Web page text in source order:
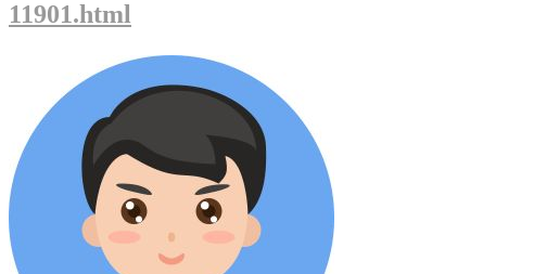
11901.html